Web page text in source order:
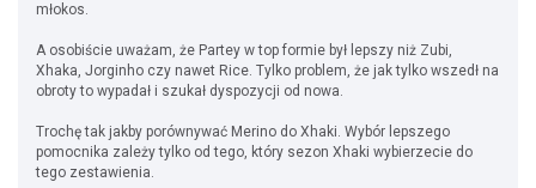
młokos.
A osobiście uważam, że Partey w top formie był lepszy niż Zubi,
Xhaka, Jorginho czy nawet Rice. Tylko problem, że jak tylko wszedł na
obroty to wypadał i szukał dyspozycji od nowa.
Trochę tak jakby porównywać Merino do Xhaki. Wybór lepszego
pomocnika zależy tylko od tego, który sezon Xhaki wybierzecie do
tego zestawienia.